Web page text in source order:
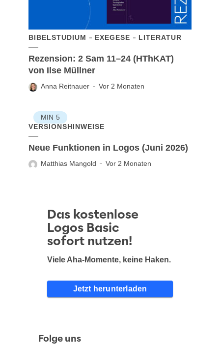
BIBELSTUDIUM EXEGESE LITERATUR
Rezension: 2 Sam 11–24 (HThKAT)
von Ilse Müllner
Anna Reitnauer Vor 2 Monaten
MIN 5
VERSIONSHINWEISE
Neue Funktionen in Logos (Juni 2026)
Matthias Mangold Vor 2 Monaten
Das kostenlose
Logos Basic
sofort nutzen!
Viele Aha-Momente, keine Haken.
Jetzt herunterladen
Folge uns